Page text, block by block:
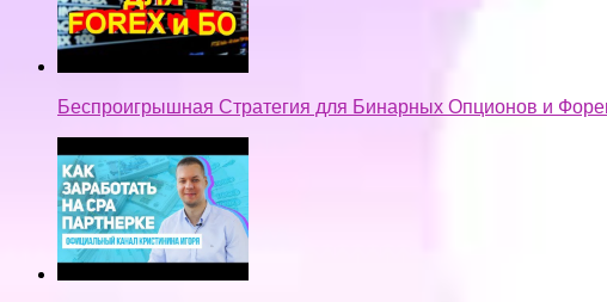
Беспроигрышная Стратегия для Бинарных Опционов и